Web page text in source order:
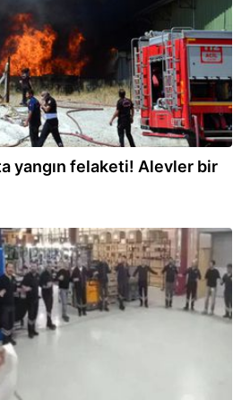
yangın felaketi! Alevler bir